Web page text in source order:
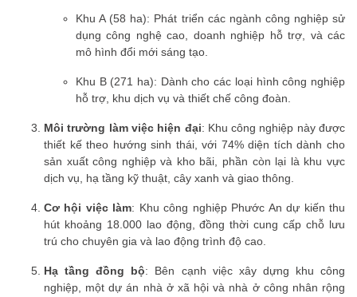
Khu A (58 ha): Phát triển các ngành công nghiệp sử
dụng công nghệ cao, doanh nghiệp hỗ trợ, và các
mô hình đổi mới sáng tạo.
Khu B (271 ha): Dành cho các loại hình công nghiệp
hỗ trợ, khu dịch vụ và thiết chế công đoàn.
Môi trường làm việc hiện đại: Khu công nghiệp này được
thiết kế theo hướng sinh thái, với 74% diện tích dành cho
sản xuất công nghiệp và kho bãi, phần còn lại là khu vực
dịch vụ, hạ tầng kỹ thuật, cây xanh và giao thông.
Cơ hội việc làm: Khu công nghiệp Phước An dự kiến thu
hút khoảng 18.000 lao động, đồng thời cung cấp chỗ lưu
trú cho chuyên gia và lao động trình độ cao.
Hạ tầng đồng bộ: Bên cạnh việc xây dựng khu công
nghiệp, một dự án nhà ở xã hội và nhà ở công nhân rộng